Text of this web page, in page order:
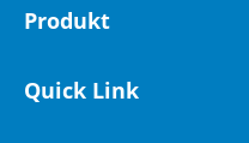
Produkt
Quick Link